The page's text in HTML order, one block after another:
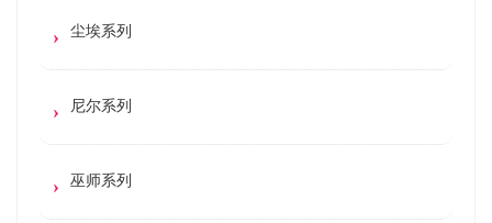
尘埃系列
尼尔系列
巫师系列